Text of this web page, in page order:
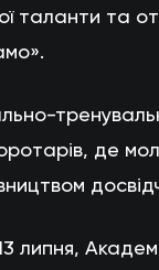
таланти та
де
липня,